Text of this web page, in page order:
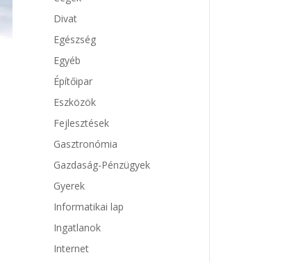
Divat
Egészség
Egyéb
Építőipar
Eszközök
Fejlesztések
Gasztronómia
Gazdaság-Pénzügyek
Gyerek
Informatikai lap
Ingatlanok
Internet